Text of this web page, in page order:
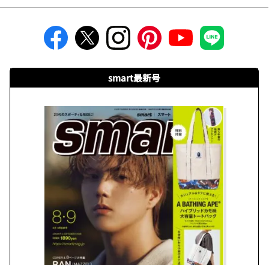
smart最新号